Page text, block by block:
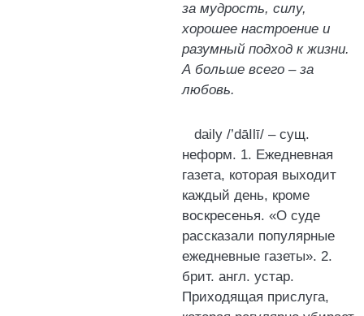
за мудрость, силу,
хорошее настроение и
разумный подход к жизни.
А больше всего – за
любовь.
daily /’dāIlī/ – сущ.
неформ. 1. Ежедневная
газета, которая выходит
каждый день, кроме
воскресенья. «О суде
рассказали популярные
ежедневные газеты». 2.
брит. англ. устар.
Приходящая прислуга,